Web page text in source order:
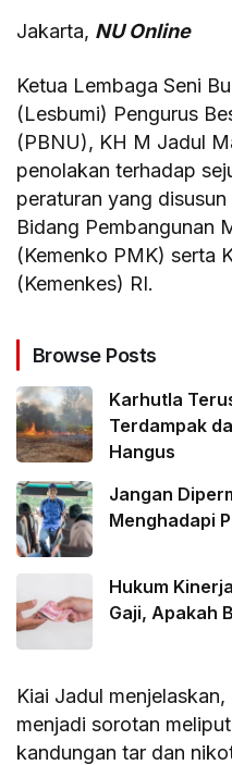
Jakarta, NU Online
Ketua Lembaga Seni
(Lesbumi) Pengurus
(PBNU), KH M Jadul
penolakan terhadap
peraturan yang
Bidang Pembangunan
(Kemenko PMK) serta
(Kemenkes) RI.
Browse Posts
Karhutla
Terdampak
Hangus
Jangan
Menghadapi
Hukum
Gaji, Apakah
Kiai Jadul
menjadi sorotan
kandungan tar dan